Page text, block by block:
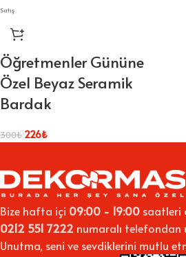
Satış
Öğretmenler Gününe
Özel Beyaz Seramik
Bardak
300₺ 226₺
Bize hafta içi 09:00 - 19:00 saatleri
0212 551 7222 numaralı telefondan
Unutma, seni ve sevdiklerini mutlu